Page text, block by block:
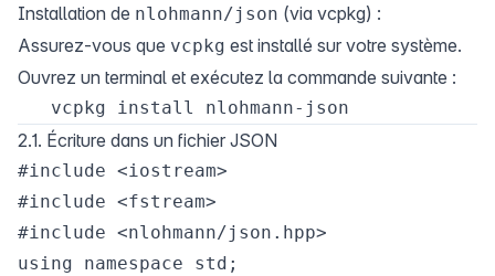
Installation de nlohmann/json (via vcpkg) :
Assurez-vous que vcpkg est installé sur votre système.
Ouvrez un terminal et exécutez la commande suivante :
2.1. Écriture dans un fichier JSON
#include <iostream>
#include <fstream>
#include <nlohmann/json.hpp>
using namespace std;